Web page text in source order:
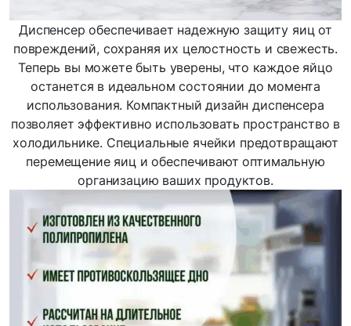
Диспенсер обеспечивает надежную защиту яиц от
повреждений, сохраняя их целостность и свежесть.
Теперь вы можете быть уверены, что каждое яйцо
останется в идеальном состоянии до момента
использования. Компактный дизайн диспенсера
позволяет эффективно использовать пространство в
холодильнике. Специальные ячейки предотвращают
перемещение яиц и обеспечивают оптимальную
организацию ваших продуктов.